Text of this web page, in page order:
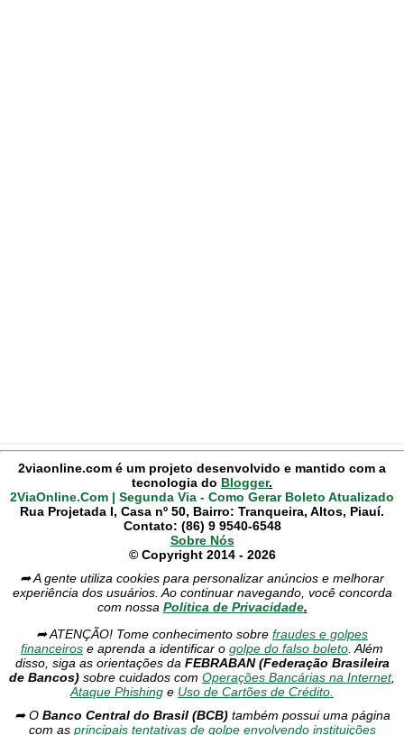
2viaonline.com é um projeto desenvolvido e mantido com a
tecnologia do Blogger.
2ViaOnline.Com | Segunda Via - Como Gerar Boleto Atualizado
Rua Projetada I, Casa nº 50, Bairro: Tranqueira, Altos, Piauí.
Contato: (86) 9 9540-6548
Sobre Nós
© Copyright 2014 - 2026
➦ A gente utiliza cookies para personalizar anúncios e melhorar
experiência dos usuários. Ao continuar navegando, você concorda
com nossa Política de Privacidade.
➦ ATENÇÃO! Tome conhecimento sobre fraudes e golpes
financeiros e aprenda a identificar o golpe do falso boleto . Além
disso, siga as orientações da FEBRABAN (Federação Brasileira
de Bancos) sobre cuidados com Operações Bancárias na Internet,
Ataque Phishing e Uso de Cartões de Crédito.
➦ O Banco Central do Brasil (BCB)também possui uma página
com as principais tentativas de golpe envolvendo instituições